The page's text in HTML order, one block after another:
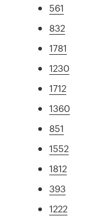
561
832
1781
1230
1712
1360
851
1552
1812
393
1222